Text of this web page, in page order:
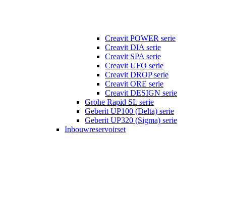
Creavit POWER serie
Creavit DIA serie
Creavit SPA serie
Creavit UFO serie
Creavit DROP serie
Creavit ORE serie
Creavit DESIGN serie
Grohe Rapid SL serie
Geberit UP100 (Delta) serie
Geberit UP320 (Sigma) serie
Inbouwreservoirset